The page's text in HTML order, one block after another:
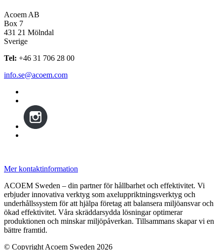
Acoem AB
Box 7
431 21 Mölndal
Sverige
Tel: +46 31 706 28 00
info.se@acoem.com
Mer kontaktinformation
ACOEM Sweden – din partner för hållbarhet och effektivitet. Vi
erbjuder innovativa verktyg som axeluppriktningsverktyg och
underhållssystem för att hjälpa företag att balansera miljöansvar och
ökad effektivitet. Våra skräddarsydda lösningar optimerar
produktionen och minskar miljöpåverkan. Tillsammans skapar vi en
bättre framtid.
© Copyright Acoem Sweden 2026